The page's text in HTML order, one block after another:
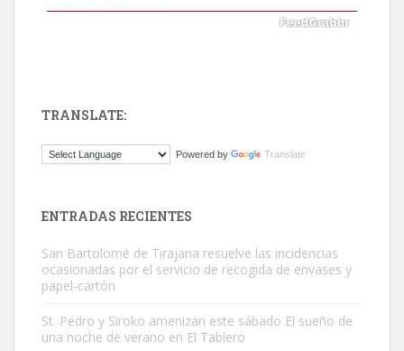
Este gato macho ha aparecido en la calle hace menos de un mes,
TRANSLATE:
Powered by Translate
ENTRADAS RECIENTES
San Bartolomé de Tirajana resuelve las incidencias
ocasionadas por el servicio de recogida de envases y
papel-cartón
St. Pedro y Siroko amenizan este sábado El sueño de
una noche de verano en El Tablero